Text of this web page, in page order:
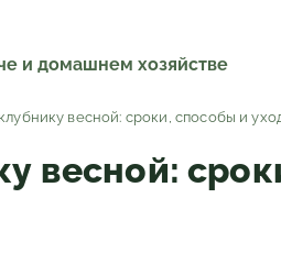
и домашнем хозяйстве
весной: сроки, способы и
весной: